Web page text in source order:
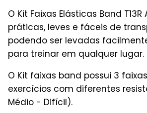
O Kit Faixas Elásticas Band
práticas, leves e fáceis de
podendo ser levadas
para treinar em qualquer lugar.
O Kit faixas band possui 3
exercícios com diferentes
Médio - Difícil).